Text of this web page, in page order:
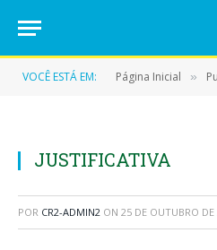
VOCÊ ESTÁ EM: Página Inicial »
JUSTIFICATIVA
POR CR2-ADMIN2 ON 25 DE OUTUBRO DE